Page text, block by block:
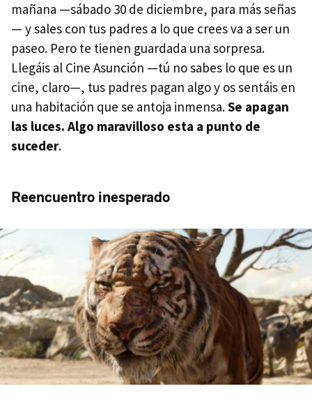
mañana —sábado 30 de diciembre, para más señas
— y sales con tus padres a lo que crees va a ser un
paseo. Pero te tienen guardada una sorpresa.
Llegáis al Cine Asunción —tú no sabes lo que es un
cine, claro—, tus padres pagan algo y os sentáis en
una habitación que se antoja inmensa.Se apagan
las luces. Algo maravilloso esta a punto de
suceder.
Reencuentro inesperado